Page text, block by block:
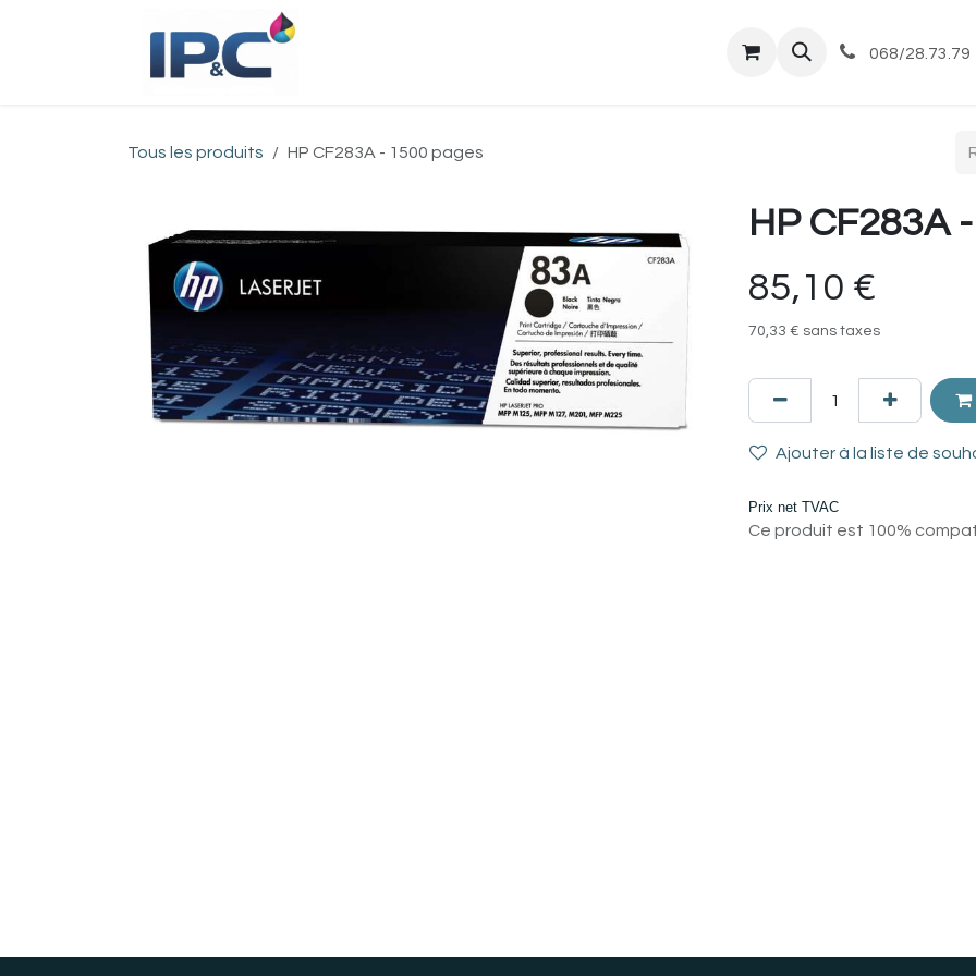
Commandes et livraisons068/28.73.79
Tous les produits HP CF283A - 1500 pages
HP CF283A
85,10 €
70,33 € sans taxes
Ajouter à la liste de
Prix net TVAC
Ce produit est 100%